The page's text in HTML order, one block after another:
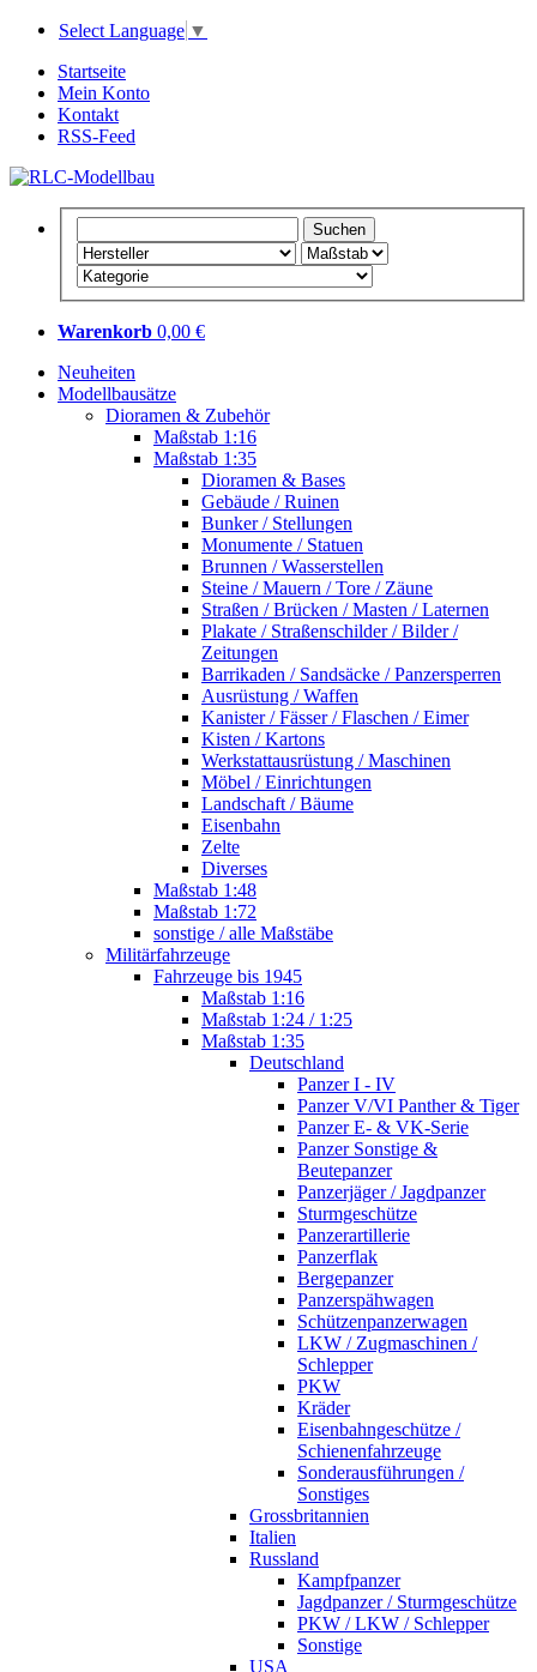
Select Language ▼
Startseite
Mein Konto
Kontakt
RSS-Feed
Warenkorb 0,00 €
Neuheiten
Modellbausätze
Dioramen & Zubehör
Maßstab 1:16
Maßstab 1:35
Dioramen & Bases
Gebäude / Ruinen
Bunker / Stellungen
Monumente / Statuen
Brunnen / Wasserstellen
Steine / Mauern / Tore / Zäune
Straßen / Brücken / Masten / Laternen
Plakate / Straßenschilder / Bilder /
Zeitungen
Barrikaden / Sandsäcke / Panzersperren
Ausrüstung / Waffen
Kanister / Fässer / Flaschen / Eimer
Kisten / Kartons
Werkstattausrüstung / Maschinen
Möbel / Einrichtungen
Landschaft / Bäume
Eisenbahn
Zelte
Diverses
Maßstab 1:48
Maßstab 1:72
sonstige / alle Maßstäbe
Militärfahrzeuge
Fahrzeuge bis 1945
Maßstab 1:16
Maßstab 1:24 / 1:25
Maßstab 1:35
Deutschland
Panzer I - IV
Panzer V/VI Panther & Tiger
Panzer E- & VK-Serie
Panzer Sonstige &
Beutepanzer
Panzerjäger / Jagdpanzer
Sturmgeschütze
Panzerartillerie
Panzerflak
Bergepanzer
Panzerspähwagen
Schützenpanzerwagen
LKW / Zugmaschinen /
Schlepper
PKW
Kräder
Eisenbahngeschütze /
Schienenfahrzeuge
Sonderausführungen /
Sonstiges
Grossbritannien
Italien
Russland
Kampfpanzer
Jagdpanzer / Sturmgeschütze
PKW / LKW / Schlepper
Sonstige
USA